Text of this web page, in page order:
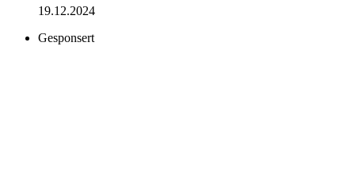
19.12.2024
Gesponsert